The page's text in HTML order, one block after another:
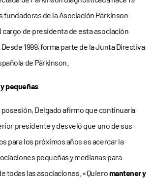
fundadoras de la Asociación Párkinson
cargo de presidenta de esta asociación
1999, forma parte de la Junta Directiva
de Párkinson.
pequeñas
Delgado afirmo que continuaría
presidente y desveló que uno de sus
para los próximos años es acercar la
pequeñas y medianas para
todas las asociaciones. «Quieromantener y